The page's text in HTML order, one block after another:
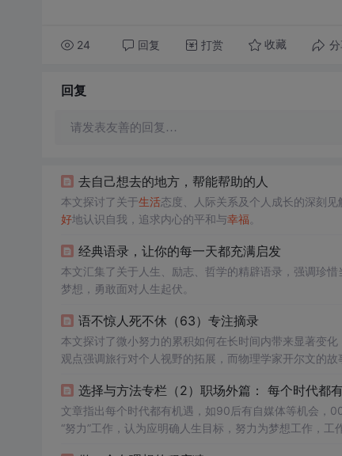
24 回复 打赏 收藏
回复
请发表友善的回复…
去自己想去的地方，帮能帮助的人
本文探讨了关于生活态度、人际关系及个人成长的深刻见
好地认识自我，追求内心的平和与幸福
经典语录，让你的每一天都充满启发
本文汇集了关于人生、励志、哲学的精辟语录，强调珍
梦想，勇敢面对人生起伏。
语不惊人死不休（63）专注摘录
本文探讨了微小努力的累积如何在长时间内带来显著变
观点强调旅行对个人视野的拓展，而物理学家开尔文的
选择与方法专栏（2）职场外篇： 每个时代都
文章指出每个时代都有机遇，如90后有自媒体等机会，
“努力”工作，认为应明确人生目标，努力为梦想工作，工